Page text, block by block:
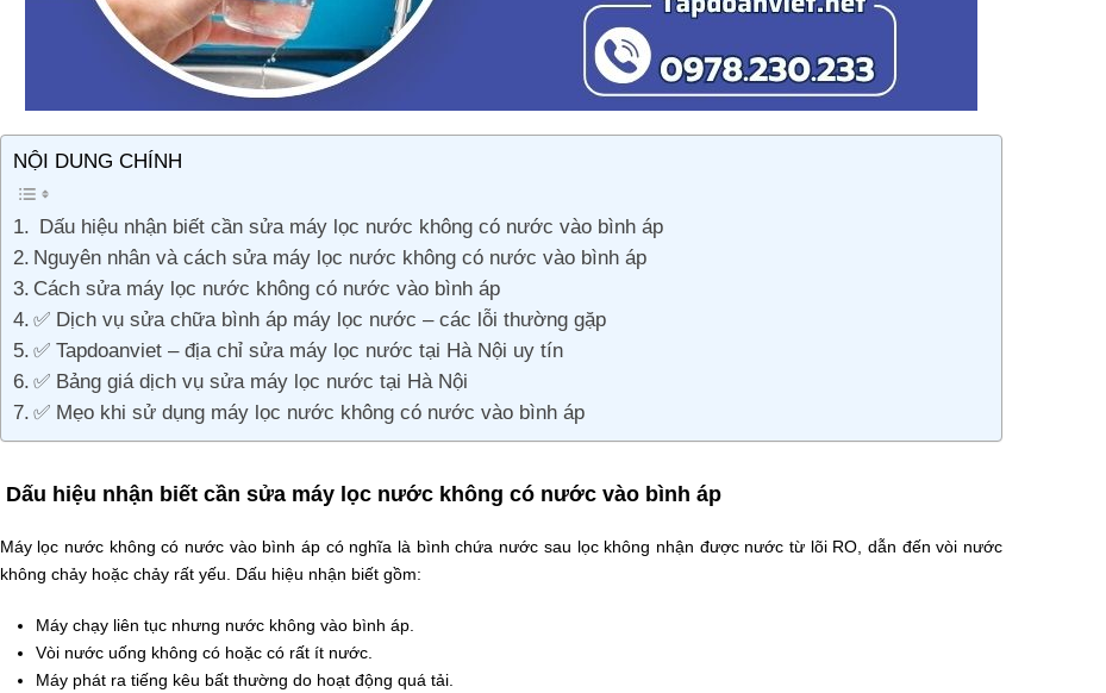
NỘI DUNG CHÍNH
Dấu hiệu nhận biết cần sửa máy lọc nước không có nước vào bình áp
Nguyên nhân và cách sửa máy lọc nước không có nước vào bình áp
Cách sửa máy lọc nước không có nước vào bình áp
✅ Dịch vụ sửa chữa bình áp máy lọc nước – các lỗi thường gặp
✅ Tapdoanviet – địa chỉ sửa máy lọc nước tại Hà Nội uy tín
✅ Bảng giá dịch vụ sửa máy lọc nước tại Hà Nội
✅ Mẹo khi sử dụng máy lọc nước không có nước vào bình áp
Dấu hiệu nhận biết cần sửa máy lọc nước không có nước vào bình áp
Máy lọc nước không có nước vào bình áp có nghĩa là bình chứa nước sau lọc không nhận được nước từ lõi RO, dẫn đến vòi nước
không chảy hoặc chảy rất yếu. Dấu hiệu nhận biết gồm:
Máy chạy liên tục nhưng nước không vào bình áp.
Vòi nước uống không có hoặc có rất ít nước.
Máy phát ra tiếng kêu bất thường do hoạt động quá tải.